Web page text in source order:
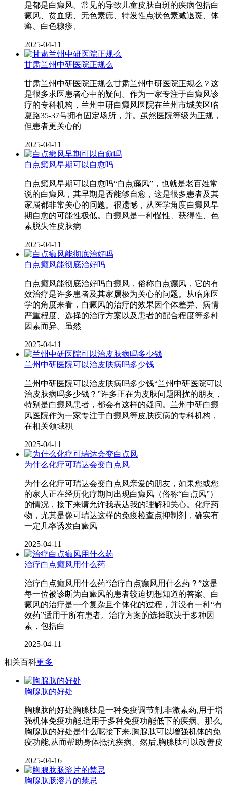
是都是白癜风。常见的导致儿童皮肤白斑的疾病包括白
癜风、贫血痣、无色素痣、特发性点状色素减退斑、体
癣、白色糠疹、
2025-04-11
甘肃兰州中研医院正规么
甘肃兰州中研医院正规么甘肃兰州中研医院正规么？这
是很多求医患者心中的疑问。作为一家专注于白癜风诊
疗的专科机构，兰州中研白癜风医院在兰州市城关区临
夏路35-37号拥有固定场所，并。虽然医院等级为正规，
但患者更关心的
2025-04-11
白点癞风早期可以自愈吗
白点癞风早期可以自愈吗“白点癞风”，也就是老百姓常
说的白癜风，其早期是否能够自愈，这是很多患者及其
家属都非常关心的问题。很遗憾，从医学角度白癜风早
期自愈的可能性极低。白癜风是一种慢性、获得性、色
素脱失性皮肤病
2025-04-11
白点癫风能彻底治好吗
白点癫风能彻底治好吗白癜风，俗称白点癫风，它的有
效治疗是许多患者及其家属极为关心的问题。从临床医
学的角度来看，白癜风的治疗的效果因个体差异、病情
严重程度、选择的治疗方案以及患者的配合程度等多种
因素而异。虽然
2025-04-11
兰州中研医院可以治皮肤病吗多少钱
兰州中研医院可以治皮肤病吗多少钱“兰州中研医院可以
治皮肤病吗多少钱？”许多正在为皮肤问题困扰的朋友，
特别是白癜风患者，都会有这样的疑问。兰州中研白癜
风医院作为一家专注于白癜风等皮肤疾病的专科机构，
在相关领域积
2025-04-11
为什么化疗可瑞达会变白点风
为什么化疗可瑞达会变白点风亲爱的朋友，如果您或您
的家人正在经历化疗期间出现白癜风（俗称“白点风”）
的情况，接下来请允许我表达我的理解和关心。化疗药
物，尤其是像可瑞达这样的免疫检查点抑制剂，确实有
一定几率诱发白癜风
2025-04-11
治疗白点癫风用什么药
治疗白点癫风用什么药“治疗白点癫风用什么药？”这是
每一位被诊断为白癜风的患者较迫切想知道的答案。白
癜风的治疗是一个复杂且个体化的过程，并没有一种“有
效药”适用于所有患者。治疗方案的选择取决于多种因
素，包括白
2025-04-11
相关百科更多
胸腺肽的好处
胸腺肽的好处胸腺肽是一种免疫调节剂,非激素药,用于增
强机体免疫功能,适用于多种免疫功能低下的疾病。那么,
胸腺肽的好处是什么呢接下来,胸腺肽可以增强机体的免
疫功能,从而帮助身体抵抗疾病。然后,胸腺肽可以改善皮
2025-04-16
胸腺肽肠溶片的禁忌